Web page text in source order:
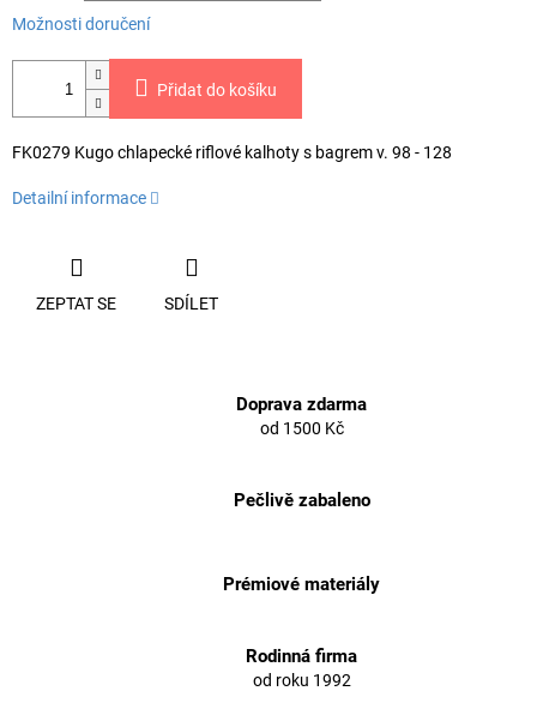
Možnosti doručení
Přidat do košíku
FK0279 Kugo chlapecké riflové kalhoty s bagrem v. 98 - 128
Detailní informace
ZEPTAT SE SDÍLET
Doprava zdarma
od 1500 Kč
Pečlivě zabaleno
Prémiové materiály
Rodinná firma
od roku 1992